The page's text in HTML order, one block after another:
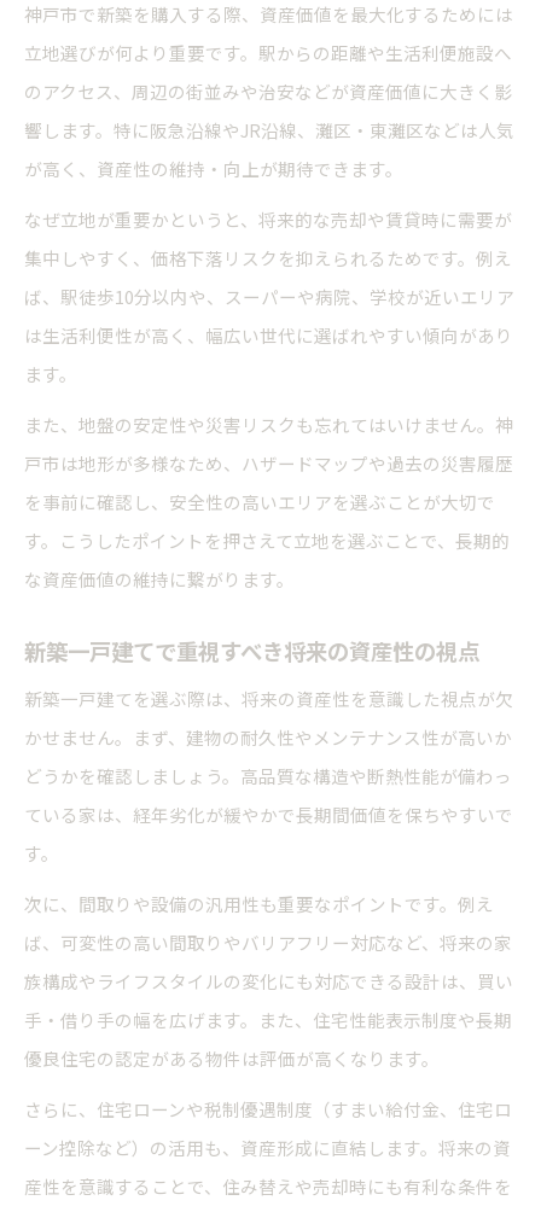
神戸市で新築を購入する際、資産価値を最大化するためには
立地選びが何より重要です。駅からの距離や生活利便施設へ
のアクセス、周辺の街並みや治安などが資産価値に大きく影
響します。特に阪急沿線やJR沿線、灘区・東灘区などは人気
が高く、資産性の維持・向上が期待できます。
なぜ立地が重要かというと、将来的な売却や賃貸時に需要が
集中しやすく、価格下落リスクを抑えられるためです。例え
ば、駅徒歩10分以内や、スーパーや病院、学校が近いエリア
は生活利便性が高く、幅広い世代に選ばれやすい傾向があり
ます。
また、地盤の安定性や災害リスクも忘れてはいけません。神
戸市は地形が多様なため、ハザードマップや過去の災害履歴
を事前に確認し、安全性の高いエリアを選ぶことが大切で
す。こうしたポイントを押さえて立地を選ぶことで、長期的
な資産価値の維持に繋がります。
新築一戸建てで重視すべき将来の資産性の視点
新築一戸建てを選ぶ際は、将来の資産性を意識した視点が欠
かせません。まず、建物の耐久性やメンテナンス性が高いか
どうかを確認しましょう。高品質な構造や断熱性能が備わっ
ている家は、経年劣化が緩やかで長期間価値を保ちやすいで
す。
次に、間取りや設備の汎用性も重要なポイントです。例え
ば、可変性の高い間取りやバリアフリー対応など、将来の家
族構成やライフスタイルの変化にも対応できる設計は、買い
手・借り手の幅を広げます。また、住宅性能表示制度や長期
優良住宅の認定がある物件は評価が高くなります。
さらに、住宅ローンや税制優遇制度（すまい給付金、住宅ロ
ーン控除など）の活用も、資産形成に直結します。将来の資
産性を意識することで、住み替えや売却時にも有利な条件を